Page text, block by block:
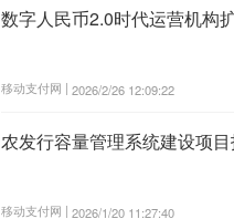
数字人民币2.0时代运营机构
移动支付网 | 2026/2/26 12:09:22
农发行容量管理系统建设项
移动支付网 | 2026/1/20 11:27:40